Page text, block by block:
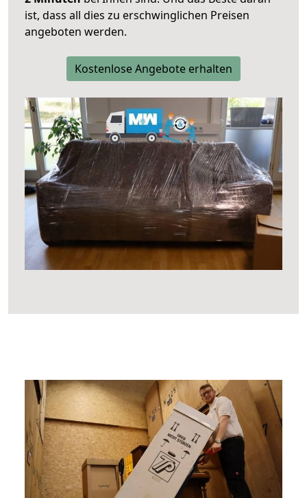
ist, dass all dies zu erschwinglichen Preisen
angeboten werden.
Kostenlose Angebote erhalten